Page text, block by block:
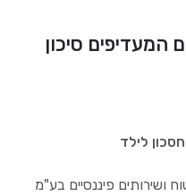
המעדיפים סיכון
לילד
ושירותים פיננסיים בע"מ
השימוש והפרטיות ,וכי